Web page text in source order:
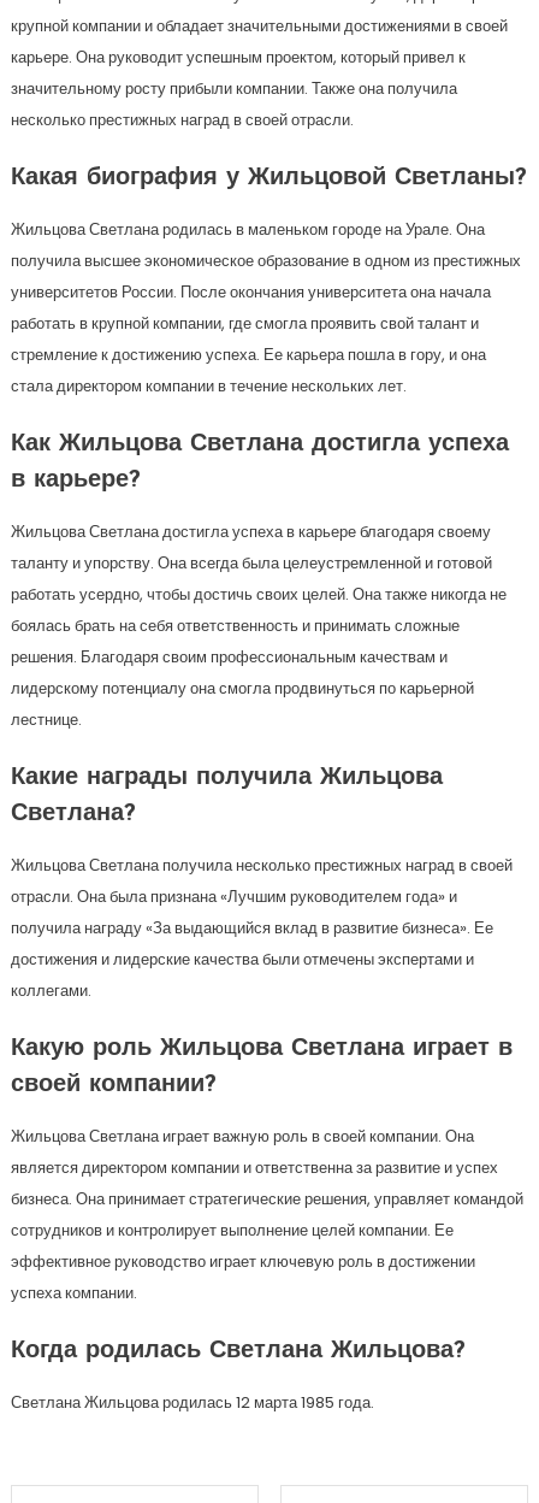
крупной компании и обладает значительными достижениями в своей
карьере. Она руководит успешным проектом, который привел к
значительному росту прибыли компании. Также она получила
несколько престижных наград в своей отрасли.
Какая биография у Жильцовой Светланы?
Жильцова Светлана родилась в маленьком городе на Урале. Она
получила высшее экономическое образование в одном из престижных
университетов России. После окончания университета она начала
работать в крупной компании, где смогла проявить свой талант и
стремление к достижению успеха. Ее карьера пошла в гору, и она
стала директором компании в течение нескольких лет.
Как Жильцова Светлана достигла успеха
в карьере?
Жильцова Светлана достигла успеха в карьере благодаря своему
таланту и упорству. Она всегда была целеустремленной и готовой
работать усердно, чтобы достичь своих целей. Она также никогда не
боялась брать на себя ответственность и принимать сложные
решения. Благодаря своим профессиональным качествам и
лидерскому потенциалу она смогла продвинуться по карьерной
лестнице.
Какие награды получила Жильцова
Светлана?
Жильцова Светлана получила несколько престижных наград в своей
отрасли. Она была признана «Лучшим руководителем года» и
получила награду «За выдающийся вклад в развитие бизнеса». Ее
достижения и лидерские качества были отмечены экспертами и
коллегами.
Какую роль Жильцова Светлана играет в
своей компании?
Жильцова Светлана играет важную роль в своей компании. Она
является директором компании и ответственна за развитие и успех
бизнеса. Она принимает стратегические решения, управляет командой
сотрудников и контролирует выполнение целей компании. Ее
эффективное руководство играет ключевую роль в достижении
успеха компании.
Когда родилась Светлана Жильцова?
Светлана Жильцова родилась 12 марта 1985 года.